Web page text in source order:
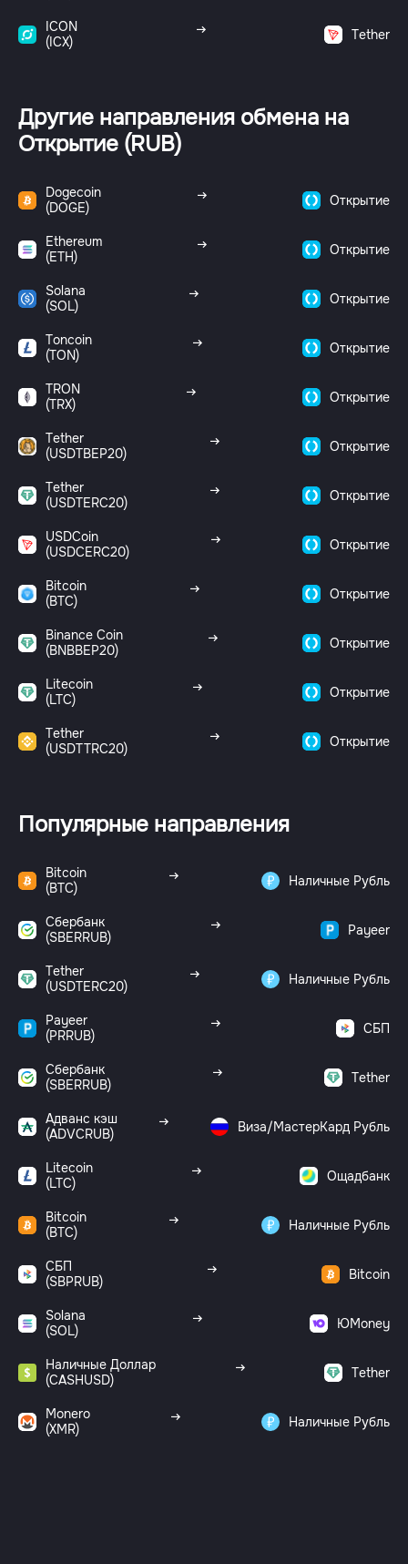
ICON
(ICX)
Tether
Другие направления обмена на
Открытие (RUB)
Dogecoin
(DOGE)
Открытие
Ethereum
(ETH)
Открытие
Solana
(SOL)
Открытие
Toncoin
(TON)
Открытие
TRON
(TRX)
Открытие
Tether
(USDTBEP20)
Открытие
Tether
(USDTERC20)
Открытие
USDCoin
(USDCERC20)
Открытие
Bitcoin
(BTC)
Открытие
Binance Coin
(BNBBEP20)
Открытие
Litecoin
(LTC)
Открытие
Tether
(USDTTRC20)
Открытие
Популярные направления
Bitcoin
(BTC)
Наличные Рубль
Сбербанк
(SBERRUB)
Payeer
Tether
(USDTERC20)
Наличные Рубль
Payeer
(PRRUB)
СБП
Сбербанк
(SBERRUB)
Tether
Адванс кэш
(ADVCRUB)
Виза/МастерКард Рубль
Litecoin
(LTC)
Ощадбанк
Bitcoin
(BTC)
Наличные Рубль
СБП
(SBPRUB)
Bitcoin
Solana
(SOL)
ЮMoney
Наличные Доллар
(CASHUSD)
Tether
Monero
(XMR)
Наличные Рубль